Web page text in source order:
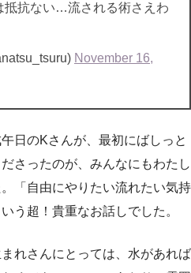
抗ない…流される術さえわ
November 16,
日のKさんが、最初にばしっと
さったのが、みんなにもわたし
「自由にやりたい流れたい気持
う超！貴重なお話しでした。
れさんにとっては、水があれば